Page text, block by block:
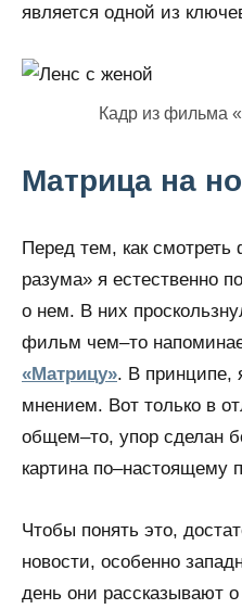
является одной из
Кадр из фильма
Матрица на
Перед тем, как
разума» я естественно
о нем. В них
фильм чем–то
«Матрицу». В принципе,
мнением. Вот только в
общем–то, упор сделан
картина по–настоящему
Чтобы понять это,
новости, особенно
день они рассказывают о